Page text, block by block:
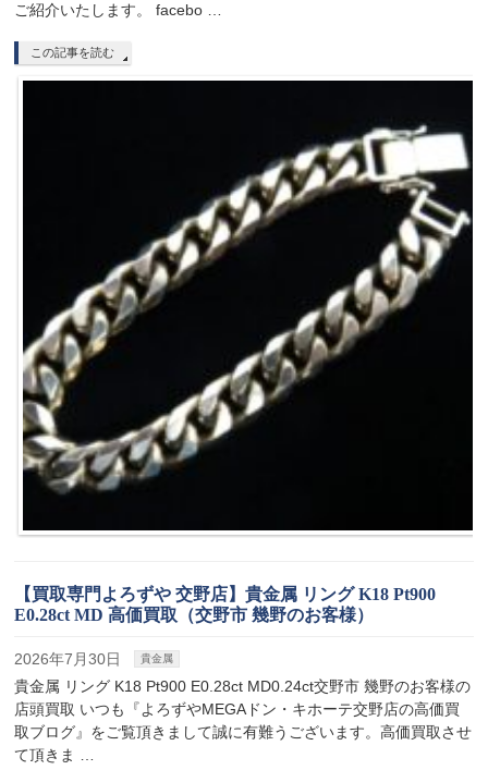
ご紹介いたします。 facebo …
この記事を読む
【買取専門よろずや 交野店】貴金属 リング K18 Pt900
E0.28ct MD 高価買取（交野市 幾野のお客様）
2026年7月30日 貴金属
貴金属 リング K18 Pt900 E0.28ct MD0.24ct交野市 幾野のお客様の
店頭買取 いつも『よろずやMEGAドン・キホーテ交野店の高価買
取ブログ』をご覧頂きまして誠に有難うございます。高価買取させ
て頂きま …